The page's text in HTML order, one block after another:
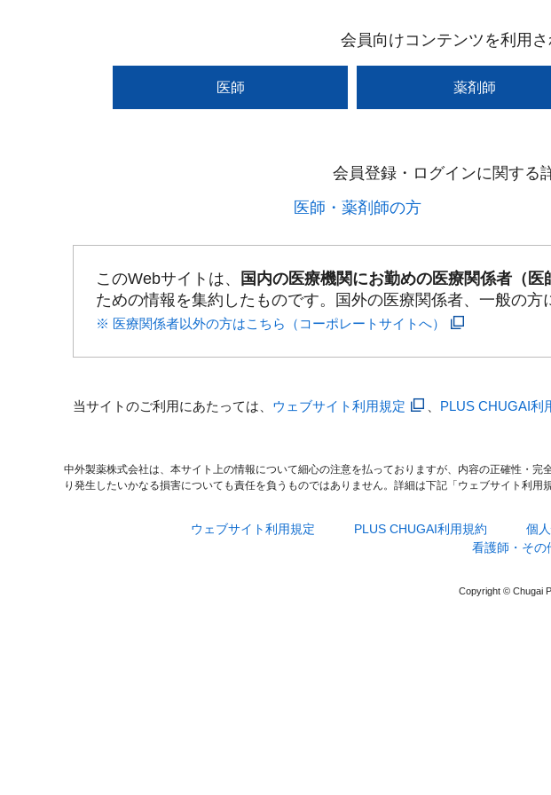
会員向けコンテンツを利用
医師 薬剤師
会員登録・ログインに関する
医師・薬剤師の方​
このWebサイトは、 国内の医療機関にお勤めの医療関係者（医
ための情報を集約したものです。国外の医療関係者、一般の
※ 医療関係者以外の方はこちら（コーポレートサイトへ）
当サイトのご利用にあたっては、 ウェブサイト利用規定 PLUS CHUGAI利
中外製薬株式会社は、本サイト上の情報について細心の注意を払っておりますが、内容の正確性・
り発生したいかなる損害についても責任を負うものではありません。詳細は下記「ウェブサイト利用
ウェブサイト利用規定 PLUS CHUGAI利用規約 個
看護師・その
Copyright © Chugai